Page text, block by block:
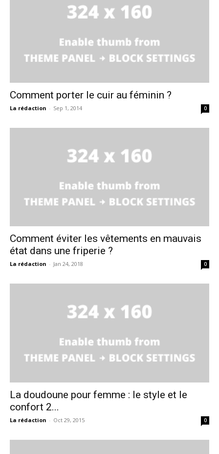
Comment porter le cuir au féminin ?
La rédaction - Sep 1, 2014 0
Comment éviter les vêtements en mauvais
état dans une friperie ?
La rédaction - Jan 24, 2018 0
La doudoune pour femme : le style et le
confort 2...
La rédaction - Oct 29, 2015 0